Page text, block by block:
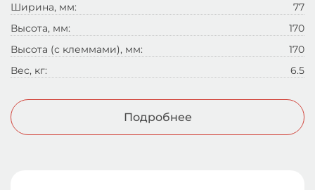
Ширина, мм:
77
Высота, мм:
170
Высота (с клеммами), мм:
170
Вес, кг:
6.5
Подробнее